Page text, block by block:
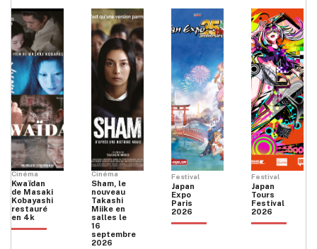
Cinéma
Kwaïdan
de Masaki
Kobayashi
restauré
en 4k
Cinéma
Sham, le
nouveau
Takashi
Miike en
salles le
16
septembre
2026
Festival
Japan
Expo
Paris
2026
Festival
Japan
Tours
Festival
2026